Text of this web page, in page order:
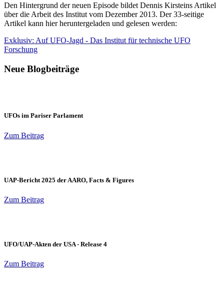
Den Hintergrund der neuen Episode bildet Dennis Kirsteins Artikel
über die Arbeit des Institut vom Dezember 2013. Der 33-seitige
Artikel kann hier heruntergeladen und gelesen werden:
Exklusiv: Auf UFO-Jagd - Das Institut für technische UFO
Forschung
Neue Blogbeiträge
UFOs im Pariser Parlament
Zum Beitrag
UAP-Bericht 2025 der AARO, Facts & Figures
Zum Beitrag
UFO/UAP-Akten der USA - Release 4
Zum Beitrag